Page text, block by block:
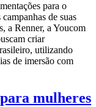
para o
de suas
a Renner, a Youcom
criar
utilizando
de imersão com
mulheres